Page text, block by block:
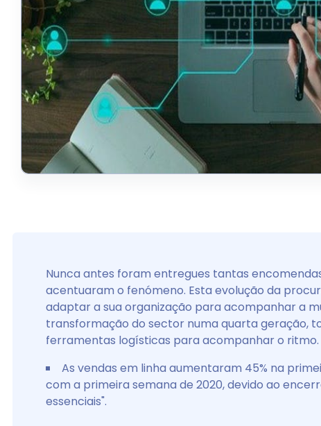
Nunca antes foram entregues tantas
acentuaram o fenómeno. Esta evolução da
adaptar a sua organização para acompanhar a
transformação do sector numa quarta geração,
ferramentas logísticas para acompanhar o ritmo.
As vendas em linha aumentaram 45% na
com a primeira semana de 2020, devido ao
essenciais".